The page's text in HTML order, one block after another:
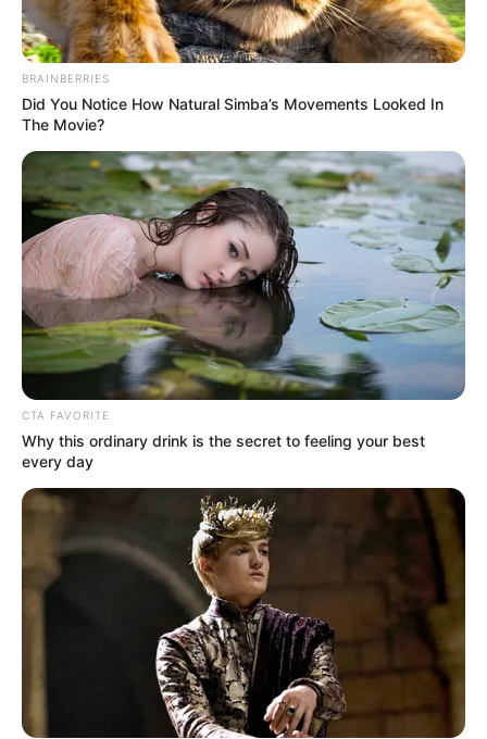
BRAINBERRIES
Did You Notice How Natural Simba’s Movements Looked In
The Movie?
CTA FAVORITE
Why this ordinary drink is the secret to feeling your best
every day